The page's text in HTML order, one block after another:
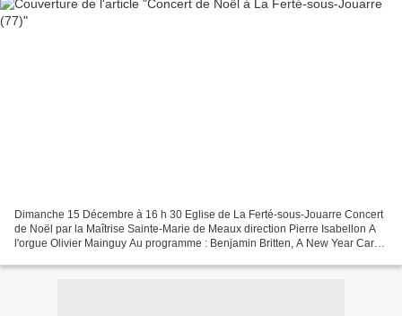
Dimanche 15 Décembre à 16 h 30 Eglise de La Ferté-sous-Jouarre Concert
de Noël par la Maîtrise Sainte-Marie de Meaux direction Pierre Isabellon A
l'orgue Olivier Mainguy Au programme : Benjamin Britten, A New Year Carol